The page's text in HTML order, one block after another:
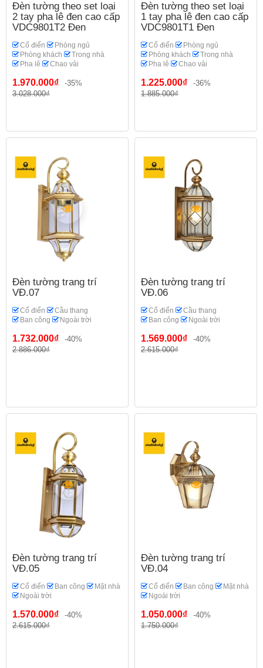
Đèn tường theo set loại
2 tay pha lê đen cao cấp
VDC9801T2 Đen
Cổ điển
Phòng ngủ
Phòng khách
Trong nhà
Pha lê
Chao vải
1.970.000₫
-35%
3.028.000₫
Đèn tường theo set loại
1 tay pha lê đen cao cấp
VDC9801T1 Đen
Cổ điển
Phòng ngủ
Phòng khách
Trong nhà
Pha lê
Chao vải
1.225.000₫
-36%
1.885.000₫
Đèn tường trang trí
VĐ.07
Cổ điển
Cầu thang
Ban công
Ngoài trời
1.732.000₫
-40%
2.886.000₫
Đèn tường trang trí
VĐ.06
Cổ điển
Cầu thang
Ban công
Ngoài trời
1.569.000₫
-40%
2.615.000₫
Đèn tường trang trí
VĐ.05
Cổ điển Ban công
Mặt nhà
Ngoài trời
1.570.000₫
-40%
2.615.000₫
Đèn tường trang trí
VĐ.04
Cổ điển Ban công
Mặt nhà
Ngoài trời
1.050.000₫
-40%
1.750.000₫